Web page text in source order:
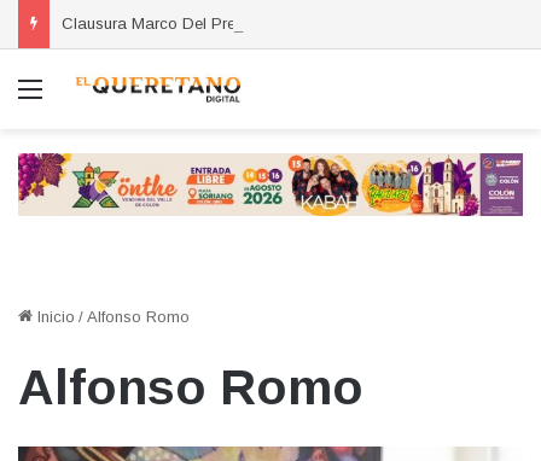
Menú
Inicio / Alfonso Romo
Alfonso Romo